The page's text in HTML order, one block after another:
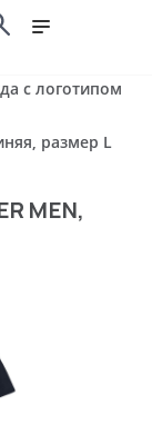
с логотипом
размер L
MEN,